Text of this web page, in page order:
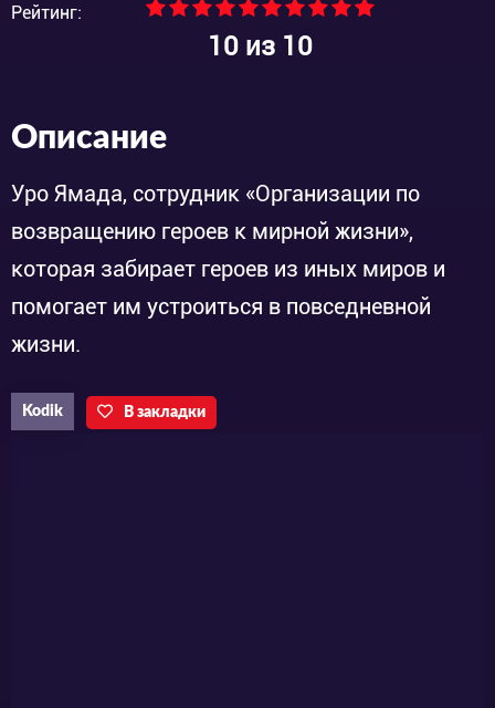
Рейтинг:
10из 10
Описание
Уро Ямада, сотрудник «Организации по
возвращению героев к мирной жизни»,
которая забирает героев из иных миров и
помогает им устроиться в повседневной
жизни.
Kodik В закладки